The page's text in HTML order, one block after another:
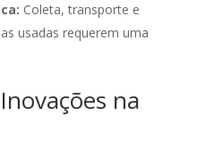
Coleta, transporte e
usadas requerem uma
na